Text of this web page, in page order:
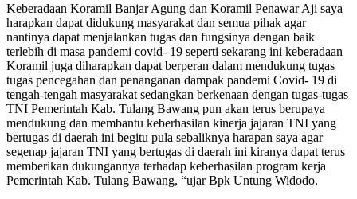
Keberadaan Koramil Banjar Agung dan Koramil Penawar Aji saya
harapkan dapat didukung masyarakat dan semua pihak agar
nantinya dapat menjalankan tugas dan fungsinya dengan baik
terlebih di masa pandemi covid- 19 seperti sekarang ini keberadaan
Koramil juga diharapkan dapat berperan dalam mendukung tugas
tugas pencegahan dan penanganan dampak pandemi Covid- 19 di
tengah-tengah masyarakat sedangkan berkenaan dengan tugas-tugas
TNI Pemerintah Kab. Tulang Bawang pun akan terus berupaya
mendukung dan membantu keberhasilan kinerja jajaran TNI yang
bertugas di daerah ini begitu pula sebaliknya harapan saya agar
segenap jajaran TNI yang bertugas di daerah ini kiranya dapat terus
memberikan dukungannya terhadap keberhasilan program kerja
Pemerintah Kab. Tulang Bawang, “ujar Bpk Untung Widodo.